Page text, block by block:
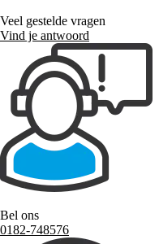
Veel gestelde vragen
Vind je antwoord
Bel ons
0182-748576